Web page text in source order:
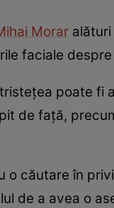
Morar
faciale despre
poate fi
de față,
o căutare în
de a avea o